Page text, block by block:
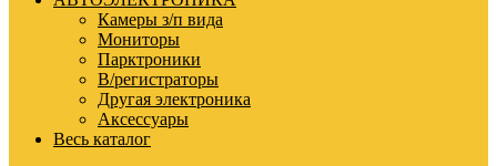
Камеры з/п вида
Мониторы
Парктроники
В/регистраторы
Другая электроника
Аксессуары
Весь каталог